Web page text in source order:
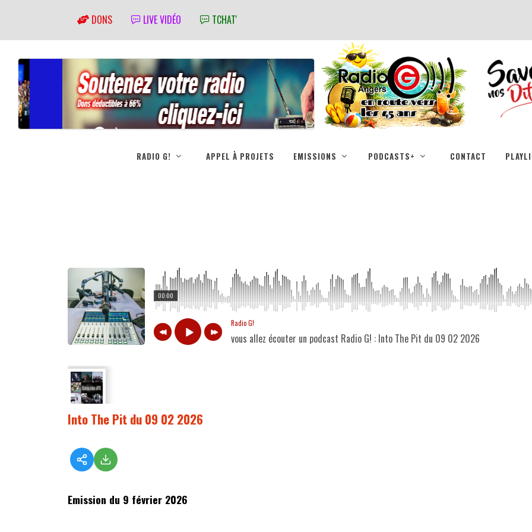
DONS LIVE VIDÉO TCHAT'
RADIO G! APPEL À PROJETS EMISSIONS PODCASTS+ CONTACT
00:00
Radio G!
vous allez écouter un podcast Radio G! : Into The Pit du 09 02 2026
Into The Pit du 09 02 2026
Emission du 9 février 2026